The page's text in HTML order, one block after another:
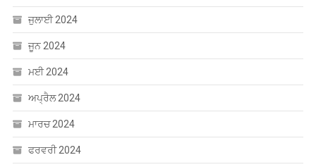
ਜੁਲਾਈ 2024
ਜੂਨ 2024
ਮਈ 2024
ਅਪ੍ਰੈਲ 2024
ਮਾਰਚ 2024
ਫਰਵਰੀ 2024